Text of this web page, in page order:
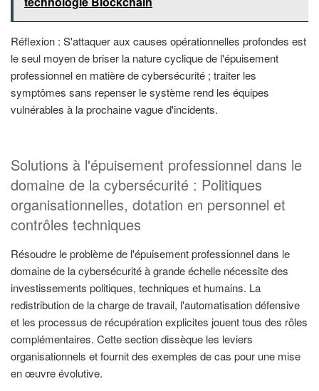
Réflexion : S'attaquer aux causes opérationnelles profondes est
le seul moyen de briser la nature cyclique de l'épuisement
professionnel en matière de cybersécurité ; traiter les
symptômes sans repenser le système rend les équipes
vulnérables à la prochaine vague d'incidents.
Solutions à l'épuisement professionnel dans le
domaine de la cybersécurité : Politiques
organisationnelles, dotation en personnel et
contrôles techniques
Résoudre le problème de l'épuisement professionnel dans le
domaine de la cybersécurité à grande échelle nécessite des
investissements politiques, techniques et humains. La
redistribution de la charge de travail, l'automatisation défensive
et les processus de récupération explicites jouent tous des rôles
complémentaires. Cette section dissèque les leviers
organisationnels et fournit des exemples de cas pour une mise
en œuvre évolutive.